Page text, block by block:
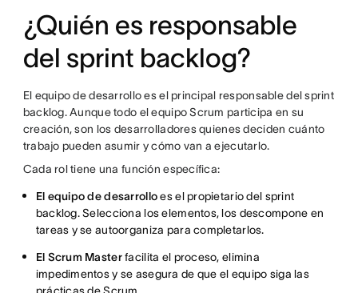
¿Quién es responsable
del sprint backlog?
El equipo de desarrollo es el principal responsable del sprint
backlog. Aunque todo el equipo Scrum participa en su
creación, son los desarrolladores quienes deciden cuánto
trabajo pueden asumir y cómo van a ejecutarlo.
Cada rol tiene una función específica:
El equipo de desarrolloes el propietario del sprint
backlog. Selecciona los elementos, los descompone en
tareas y se autoorganiza para completarlos.
El Scrum Masterfacilita el proceso, elimina
impedimentos y se asegura de que el equipo siga las